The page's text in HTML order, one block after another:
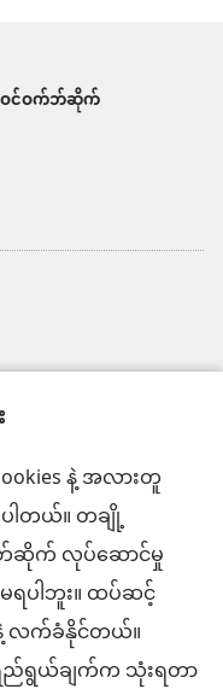
နဲ့ အလားတူ
ါတယ်။ တချို့
ဆိုက် လုပ်ဆောင်မှု
ရပါဘူး။ ထပ်ဆင့်
လက်ခံနိုင်တယ်။
ည်ရွယ်ချက်က သုံးရတာ
ဝင်ဝက်ဘ်ဆိုက်